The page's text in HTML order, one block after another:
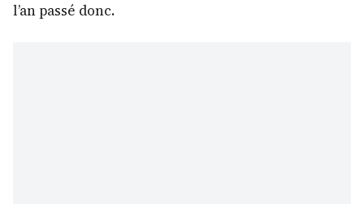
l’an passé donc.